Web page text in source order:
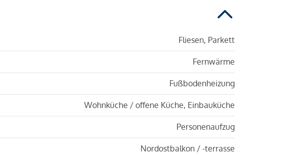
Fliesen, Parkett
Fernwärme
Fußbodenheizung
Wohnküche / offene Küche, Einbauküche
Personenaufzug
Nordostbalkon / -terrasse